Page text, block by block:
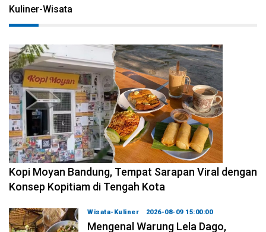
Kuliner-Wisata
2026-08-10 06:00:00
Kopi Moyan Bandung, Tempat Sarapan Viral dengan
Konsep Kopitiam di Tengah Kota
Wisata-Kuliner 2026-08-09 15:00:00
Mengenal Warung Lela Dago,